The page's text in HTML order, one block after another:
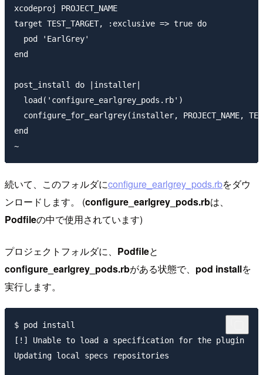
xcodeproj PROJECT_NAME
target TEST_TARGET, :exclusive => true do
  pod 'EarlGrey'
end
post_install do |installer|
  load('configure_earlgrey_pods.rb')
configure_for_earlgrey(installer, PROJECT_NAME,
end
続いて、このフォルダにconfigure_earlgrey_pods.rbをダウ
ンロードします。 (configure_earlgrey_pods.rbは、
Podfileの中で使用されています)
プロジェクトフォルダに、 Podfileと
configure_earlgrey_pods.rbがある状態で、 pod installを
実行します。
$ pod install
[!] Unable to load a specification for the plugin
Updating local specs repositories